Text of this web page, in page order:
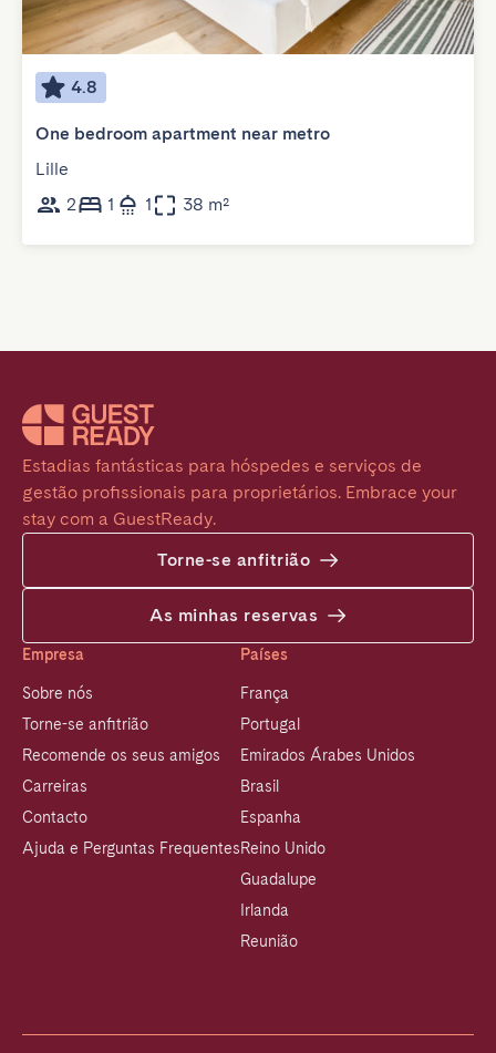
4.8
One bedroom apartment near metro
Lille
2
1 1 38 m²
Estadias fantásticas para hóspedes e serviços de
gestão profissionais para proprietários. Embrace your
stay com a GuestReady.
Torne-se anfitrião
As minhas reservas
Empresa
Sobre nós
Torne-se anfitrião
Recomende os seus amigos
Carreiras
Contacto
Ajuda e Perguntas Frequentes
Países
França
Portugal
Emirados Árabes Unidos
Brasil
Espanha
Reino Unido
Guadalupe
Irlanda
Reunião